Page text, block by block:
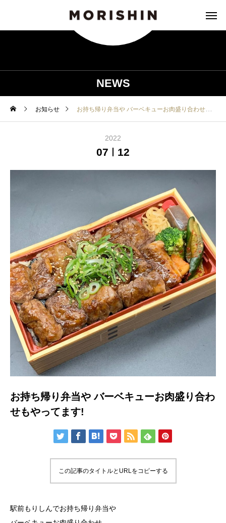
NEWS
お知らせ お持ち帰り弁当や バーベキューお肉盛り合わせもやってます!
2022
07 12
お持ち帰り弁当や バーベキューお肉盛り合わ
せもやってます!
この記事のタイトルとURLをコピーする
駅前もりしんでお持ち帰り弁当や